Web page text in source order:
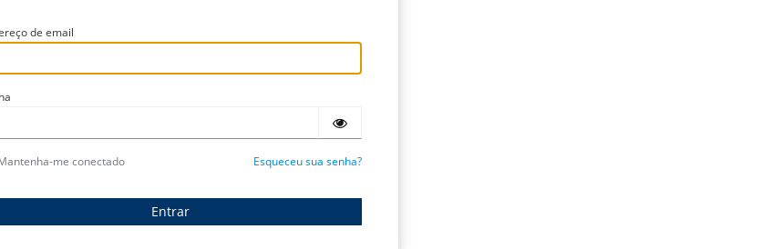
de email
me conectado Esqueceu sua senha?